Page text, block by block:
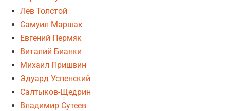
Лев Толстой
Самуил Маршак
Евгений Пермяк
Виталий Бианки
Михаил Пришвин
Эдуард Успенский
Салтыков-Щедрин
Владимир Сутеев